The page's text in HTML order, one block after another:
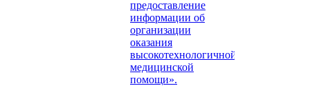
предоставление
информации об
организации
оказания
высокотехнологичной
медицинской
помощи».